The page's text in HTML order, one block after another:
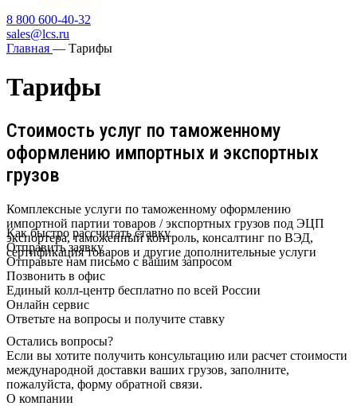
8 800 600-40-32
sales@lcs.ru
Главная — Тарифы
Тарифы
Стоимость услуг по таможенному
оформлению импортных и экспортных
грузов
Комплексные услуги по таможенному оформлению
импортной партии товаров / экспортных грузов под ЭЦП
экспортера, таможенный контроль, консалтинг по ВЭД,
сертификация товаров и другие дополнительные услуги
Как быстро рассчитать ставку
Отправить заявку
Отправьте нам письмо с вашим запросом
Позвонить в офис
Единый колл-центр бесплатно по всей России
Онлайн сервис
Ответьте на вопросы и получите ставку
Остались вопросы?
Если вы хотите получить консультацию или расчет стоимости
международной доставки ваших грузов, заполните,
пожалуйста, форму обратной связи.
О компании